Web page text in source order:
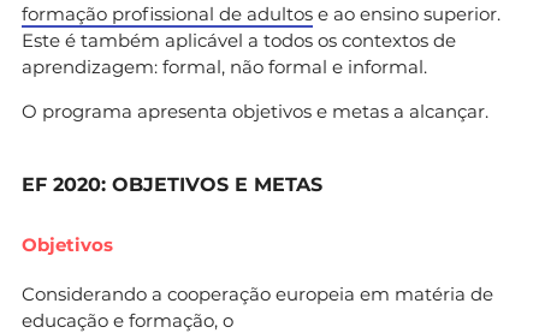
formação profissional de adultos e ao ensino superior.
Este é também aplicável a todos os contextos de
aprendizagem: formal, não formal e informal.
O programa apresenta objetivos e metas a alcançar.
EF 2020: OBJETIVOS E METAS
Objetivos
Considerando a cooperação europeia em matéria de
educação e formação, o